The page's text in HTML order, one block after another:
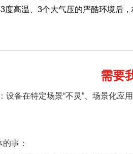
度高温、3个大气压的严酷环境后
需要
：设备在特定场景“不灵”、场景化
事：